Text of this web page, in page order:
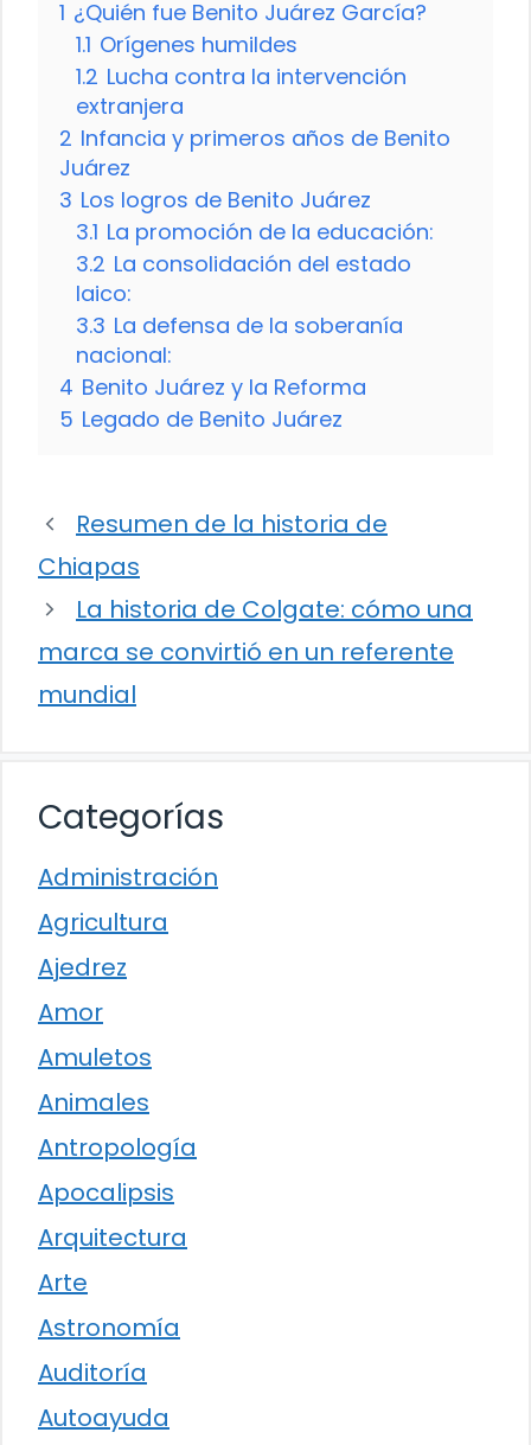
1 ¿Quién fue Benito Juárez García?
1.1 Orígenes humildes
1.2 Lucha contra la intervención
extranjera
2 Infancia y primeros años de Benito
Juárez
3 Los logros de Benito Juárez
3.1 La promoción de la educación:
3.2 La consolidación del estado
laico:
3.3 La defensa de la soberanía
nacional:
4 Benito Juárez y la Reforma
5 Legado de Benito Juárez
Resumen de la historia de
Chiapas
La historia de Colgate: cómo una
marca se convirtió en un referente
mundial
Categorías
Administración
Agricultura
Ajedrez
Amor
Amuletos
Animales
Antropología
Apocalipsis
Arquitectura
Arte
Astronomía
Auditoría
Autoayuda